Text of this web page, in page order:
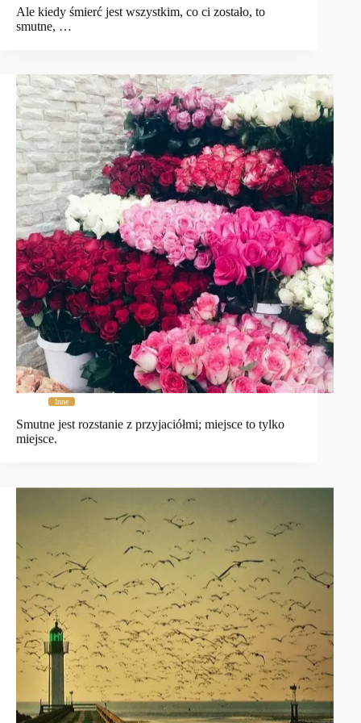
Ale kiedy śmierć jest wszystkim, co ci zostało, to
smutne, …
Inne
Smutne jest rozstanie z przyjaciółmi; miejsce to tylko
miejsce.